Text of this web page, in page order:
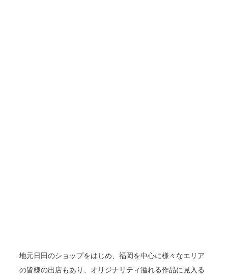
地元日田のショップをはじめ、福岡を中心に様々なエリア
の皆様の出店もあり、オリジナリティ溢れる作品に見入る